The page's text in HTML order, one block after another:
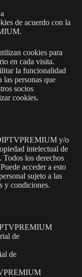
de acuerdo con la
cookies para
en cada visita.
la funcionalidad
las personas que
socios
cookies.
y/o
intelectual de
los derechos
acceder a esto
sujeto a las
y condiciones.
de
de